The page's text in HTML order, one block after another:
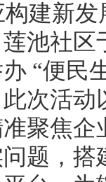
构建新
池社区
“便民
次活动
聚焦企
题，搭